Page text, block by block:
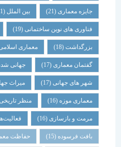
جایزه معماری (21) بین الملل(21)
فناوری های نوین ساختمانی(19)
بزرگداشت (18) معماری اسلامی (18)
گفتمان معماری (17) جهانی شدن(17)
شهر های جهانی(17) میراث جهانی(17)
معماری موزه (16) منظر تاریخی (16)
مرمت و بازسازی(16) فعالیت‌های
بافت فرسوده (15) حفاظت معماری (15)